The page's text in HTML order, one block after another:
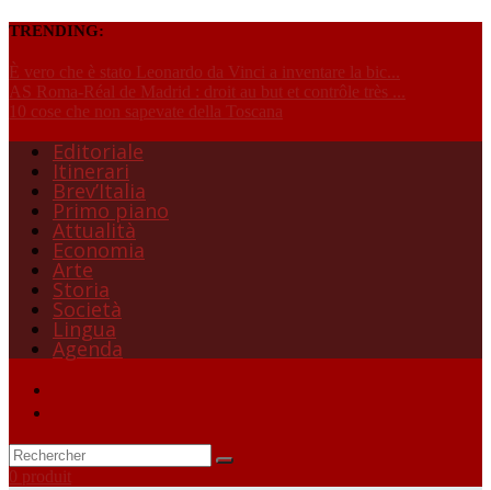
TRENDING:
È vero che è stato Leonardo da Vinci a inventare la bic...
AS Roma-Réal de Madrid : droit au but et contrôle très ...
10 cose che non sapevate della Toscana
Editoriale
Itinerari
Brev’Italia
Primo piano
Attualità
Economia
Arte
Storia
Società
Lingua
Agenda
0 produit